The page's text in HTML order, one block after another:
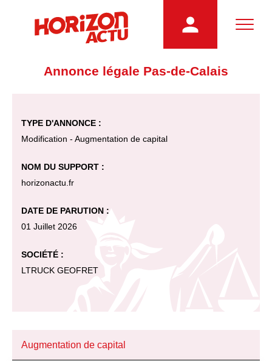
Annonce légale Pas-de-Calais
TYPE D'ANNONCE :
Modification - Augmentation de capital
NOM DU SUPPORT :
horizonactu.fr
DATE DE PARUTION :
01 Juillet 2026
SOCIÉTÉ :
LTRUCK GEOFRET
Augmentation de capital